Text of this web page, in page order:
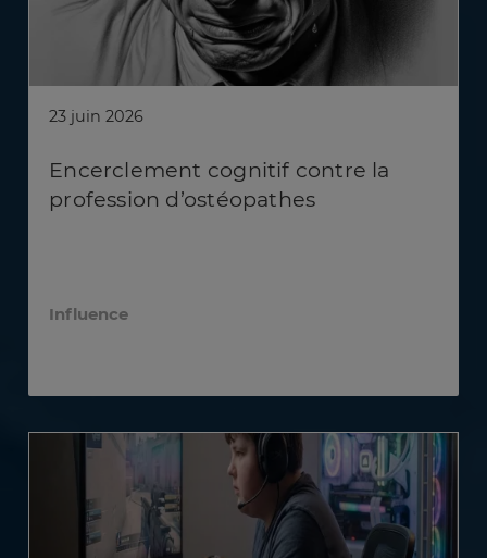
23 juin 2026
Encerclement cognitif contre la
profession d’ostéopathes
Influence